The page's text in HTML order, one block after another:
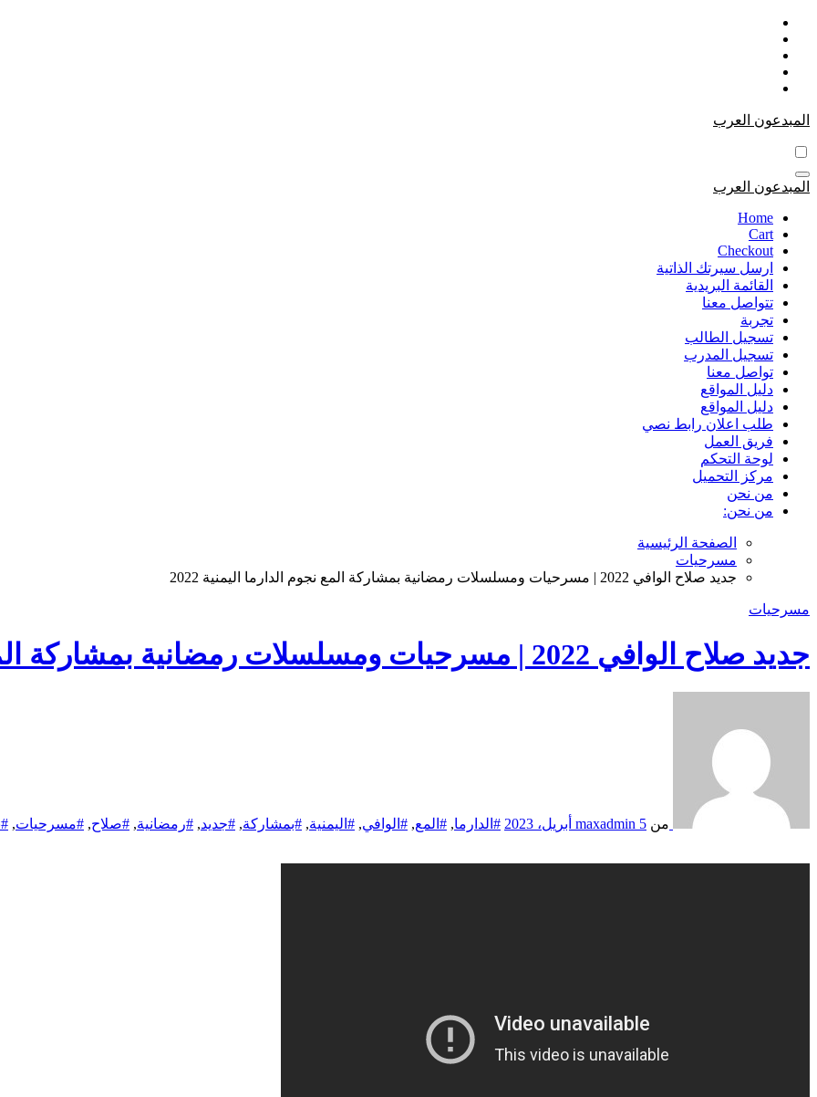
التجاوز
المحتوى
المبدعون العرب
المبدعون العرب
Home
Cart
Checkout
ارسل سيرتك الذاتية
القائمة البريدية
تتواصل معنا
تجربة
تسجيل الطالب
تسجيل المدرب
تواصل معنا
دليل المواقع
دليل المواقع
طلب اعلان رابط نصي
فريق العمل
لوحة التحكم
مركز التحميل
من نحن
من نحن:
الصفحة الرئيسية
مسرحيات
جديد صلاح الوافي 2022 | مسرحيات ومسلسلات رمضانية بمشاركة المع نجوم الدارما اليمنية 2022
مسرحيات
جديد صلاح الوافي 2022 | مسرحيات ومسلسلات رمضانية بمشاركة المع نجوم الدارما اليمنية 2022
من maxadmin 5 أبريل، 2023 #الدارما, #المع, #الوافي, #اليمنية, #بمشاركة, #جديد, #رمضانية, #صلاح, #مسرحيات,